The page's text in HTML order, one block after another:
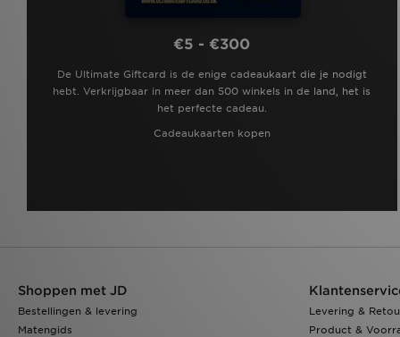
€5 - €300
De Ultimate Giftcard is de enige cadeaukaart die je nodigt
hebt. Verkrijgbaar in meer dan 500 winkels in de land, het is
het perfecte cadeau.
Cadeaukaarten kopen
Shoppen met JD
Bestellingen & levering
Matengids
Levering &
Product &